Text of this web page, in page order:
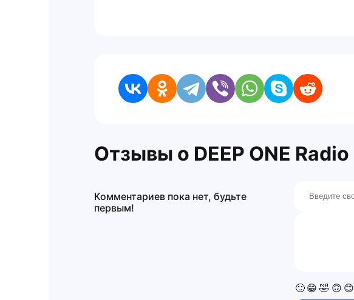
Отзывы о DEEP ONE Radio
🙂 😁 🤣 🙃 😊
Комментариев пока нет, будьте
первым!